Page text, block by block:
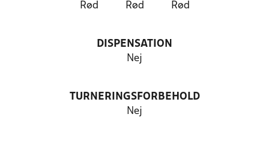
Rød Rød Rød
DISPENSATION
Nej
TURNERINGSFORBEHOLD
Nej